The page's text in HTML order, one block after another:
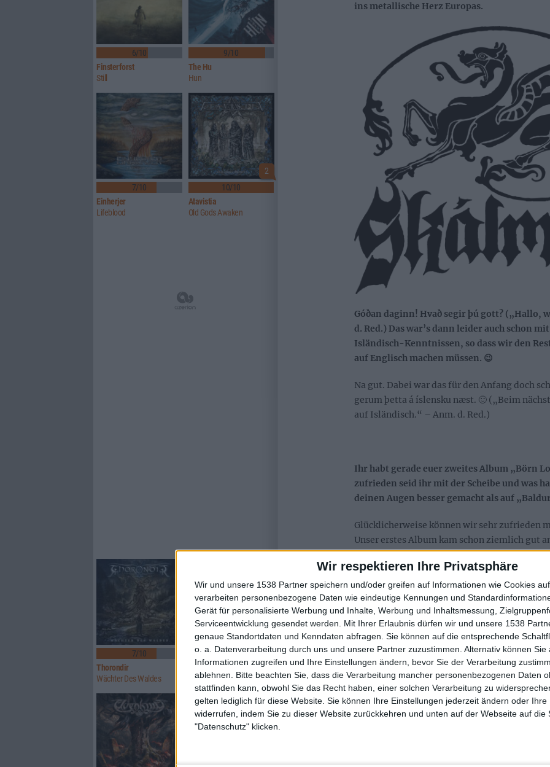
Wir respektieren Ihre Privatsphäre
Wir und unsere 1538 Partner speichern und/oder greifen auf Informationen wie Cookies
verarbeiten personenbezogene Daten wie eindeutige Kennungen und
Gerät für personalisierte Werbung und Inhalte, Werbung und Inhaltsmessung,
Serviceentwicklung gesendet werden.
Mit Ihrer Erlaubnis dürfen wir und unsere 1538
genaue Standortdaten und Kenndaten abfragen. Sie können auf die entsprechende
o. a. Datenverarbeitung durch uns und unsere Partner zuzustimmen. Alternativ können Sie
Informationen zugreifen und Ihre Einstellungen ändern, bevor Sie der Verarbeitung
ablehnen.
Bitte beachten Sie, dass die Verarbeitung mancher personenbezogenen Daten
stattfinden kann, obwohl Sie das Recht haben, einer solchen Verarbeitung zu
gelten lediglich für diese Website. Sie können Ihre Einstellungen jederzeit ändern oder Ihre
widerrufen, indem Sie zu dieser Website zurückkehren und unten auf der Webseite auf die
"Datenschutz" klicken.
ins metallische Herz Europas.
Góðan daginn! Hvað segir þú gott? („Hallo,
d. Red.) Das war’s dann leider auch schon
Isländisch-Kenntnissen, so dass wir den
auf Englisch machen müssen. 😉
Na gut. Dabei war das für den Anfang doch
gerum þetta á íslensku næst. 🙂 („Beim
auf Isländisch.“ – Anm. d. Red.)
Ihr habt gerade euer zweites Album „Börn
zufrieden seid ihr mit der Scheibe und was
deinen Augen besser gemacht als auf
Glücklicherweise können wir sehr zufrieden
Unser erstes Album kam schon ziemlich gut
Plattenvertrag beschert und uns einige
Ländern ermöglicht, was für uns eine
Überraschung darstellte. Es kam auch
Island an. Daher haben wir während der
Album einen gewissen Druck gespürt. Aber
Leuten, die sich selbst ständig
als Songschreiber und als Performer. Das
Spielweise weiter zu verbessern und wir
dem Ergebnis. Und hoffentlich sind es unsere
6/10
Finsterforst
Still
9/10
The Hu
Hun
7/10
Einherjer
Lifeblood
2
10/10
Atavistia
Old Gods Awaken
7/10
Thorondir
Wächter Des Waldes
7/10
Varg
Live At Wolfszeit 2024